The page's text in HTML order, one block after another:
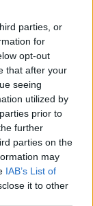
parties, or
for
opt-out
that after your
seeing
utilized by
prior to
further
parties on the
may
IAB’s List of
it to other
az
el az Euro